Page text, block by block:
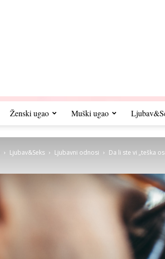
Ženski ugao Muški ugao
Ljubav&Seks Ljubavni odnosi Da li ste vi „teška